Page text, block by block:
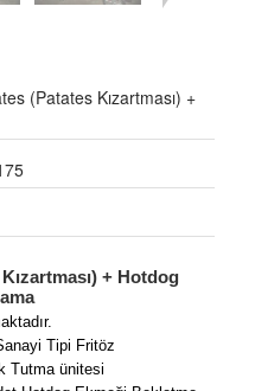
(Patates Kızartması) +
+ Hotdog
Tipi Fritöz
Tutma ünitesi